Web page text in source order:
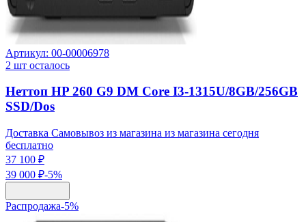
Артикул: 00-00006978
2 шт осталось
Неттоп HP 260 G9 DM Core I3-1315U/8GB/256GB
SSD/Dos
Доставка Самовывоз из магазина из магазина сегодня
бесплатно
37 100 ₽
39 000 ₽-5%
Распродажа-5%